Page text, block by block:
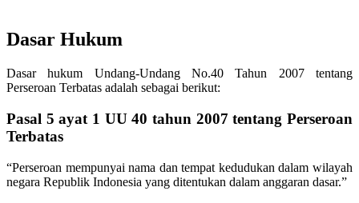
Dasar Hukum
Dasar hukum Undang-Undang No.40 Tahun 2007 tentang
Perseroan Terbatas adalah sebagai berikut:
Pasal 5 ayat 1 UU 40 tahun 2007 tentang Perseroan
Terbatas
“Perseroan mempunyai nama dan tempat kedudukan dalam wilayah
negara Republik Indonesia yang ditentukan dalam anggaran dasar.”